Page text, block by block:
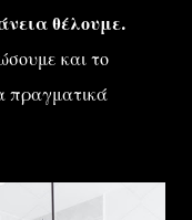
θέλουμε.
και το
πραγματικά